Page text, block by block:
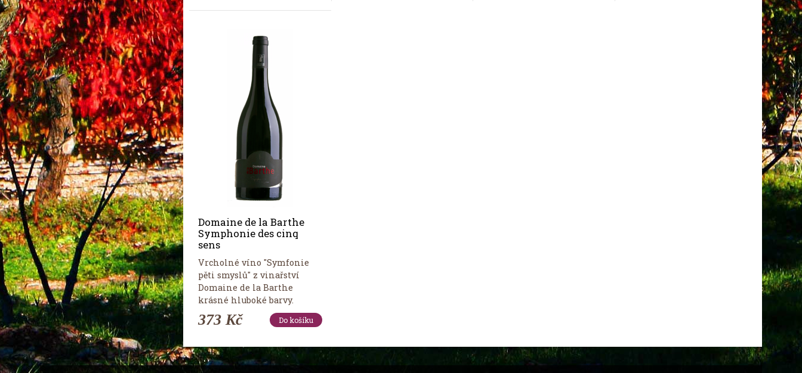
Domaine de la Barthe
Symphonie des cinq
sens
Vrcholné víno "Symfonie
pěti smyslů" z vinařství
Domaine de la Barthe
krásné hluboké barvy.
373 Kč Do košíku